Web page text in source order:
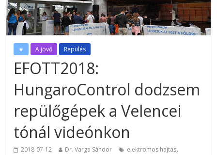
★ A jövő Repülés
EFOTT2018:
HungaroControl dodzsem
repülőgépek a Velencei
tónál videónkon
2018-07-12 Dr. Varga Sándor elektromos hajtás,